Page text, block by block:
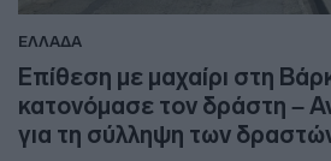
ΕΛΛΑΔΑ
Επίθεση με μαχαίρι στη
κατονόμασε τον δράστη –
για τη σύλληψη των